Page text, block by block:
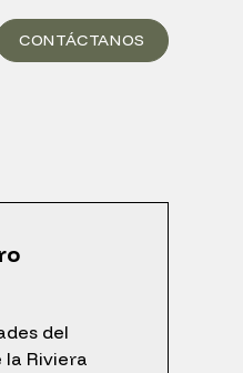
CONTÁCTANOS
del
Riviera